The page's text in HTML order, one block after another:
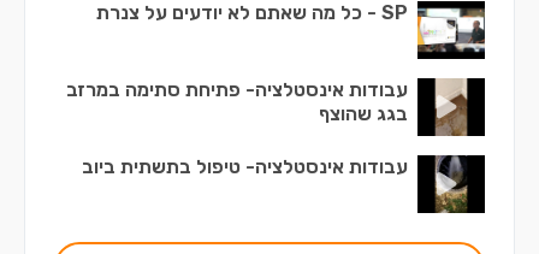
SP - כל מה שאתם לא יודעים על צנרת
עבודות אינסטלציה- פתיחת סתימה במרזב
בגג שהוצף
עבודות אינסטלציה- טיפול בתשתית ביוב